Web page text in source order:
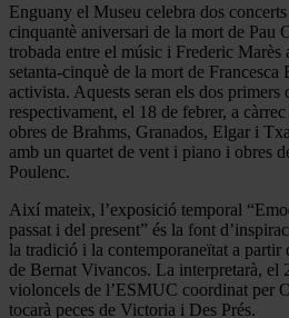
Enguany el Museu celebra dos
cinquantè aniversari de la mort de Pau
trobada entre el músic i Frederic
setanta-cinquè de la mort de Francesca
activista. Aquests seran els dos
respectivament, el 18 de febrer, a
obres de Brahms, Granados, Elgar i
amb un quartet de vent i piano i obres
Poulenc.
Així mateix, l’exposició temporal
passat i del present” és la font
la tradició i la contemporaneïtat a partir
de Bernat Vivancos. La interpretarà, el
violoncels de l’ESMUC coordinat per
tocarà peces de Victoria i Des Prés.